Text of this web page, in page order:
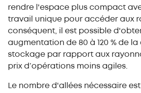
rendre l'espace plus compact
travail unique pour accéder aux
conséquent, il est possible
augmentation de 80 à 120 % de
stockage par rapport aux
prix d’opérations moins agiles.
Le nombre d'allées nécessaire